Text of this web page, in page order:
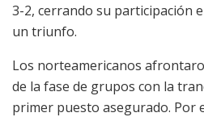
3-2, cerrando su participación
un triunfo.
Los norteamericanos
de la fase de grupos con la
primer puesto asegurado. Por